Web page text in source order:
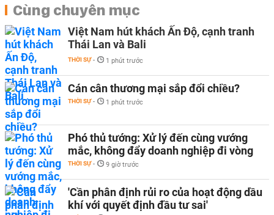
Cùng chuyên mục
Việt Nam hút khách Ấn Độ, cạnh tranh
Thái Lan và Bali
THỜI SỰ - 1 phút trước
Cán cân thương mại sắp đổi chiều?
THỜI SỰ - 1 phút trước
Phó thủ tướng: Xử lý đến cùng vướng
mắc, không đẩy doanh nghiệp đi vòng
THỜI SỰ - 9 giờ trước
'Cần phân định rủi ro của hoạt động dầu
khí với quyết định đầu tư sai'